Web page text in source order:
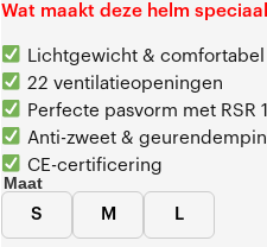
Wat maakt deze helm
Lichtgewicht & comfortabel
22 ventilatieopeningen
Perfecte pasvorm met RSR
Anti-zweet &
CE-certificering
Maat
S M L